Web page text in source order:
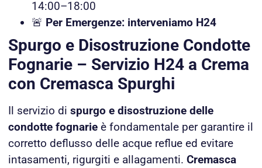
14:00–18:00
🚨 Per Emergenze: interveniamo H24
Spurgo e Disostruzione Condotte
Fognarie – Servizio H24 a Crema
con Cremasca Spurghi
Il servizio di spurgo e disostruzione delle
condotte fognarie è fondamentale per garantire il
corretto deflusso delle acque reflue ed evitare
intasamenti, rigurgiti e allagamenti. Cremasca